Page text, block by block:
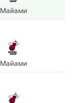
Майами
Майами